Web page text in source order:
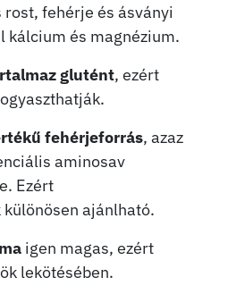
fehérje és ásványi
kálcium és magnézium.
glutént, ezért
fehérjeforrás, azaz
aminosav
Ezért
ajánlható.
igen magas, ezért
lekötésében.